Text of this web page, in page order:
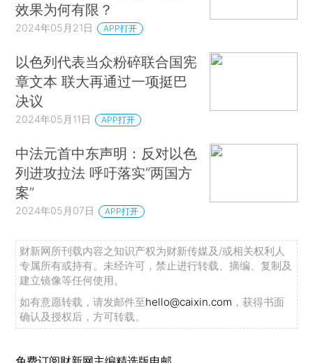
效果为何有限？
2024年05月21日 APP打开
以色列代表当众粉碎联合国宪
章文本 联大再通过一项挺巴
决议
2024年05月11日 APP打开
中法元首中东声明：反对以色
列进攻拉法 呼吁落实“两国方
案”
2024年05月07日 APP打开
财新网所刊载内容之知识产权为财新传媒及/或相关权利人
专属所有或持有。未经许可，禁止进行转载、摘编、复制及
建立镜像等任何使用。
如有意愿转载，请发邮件至hello@caixin.com ，获得书面
确认及授权后，方可转载。